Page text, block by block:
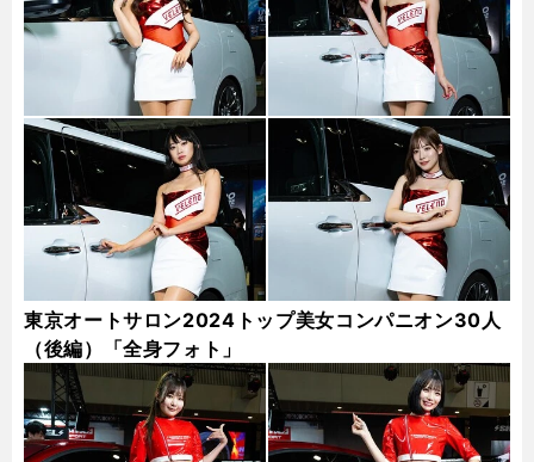
東京オートサロン2024トップ美女コンパニオン30人
（後編）「全身フォト」